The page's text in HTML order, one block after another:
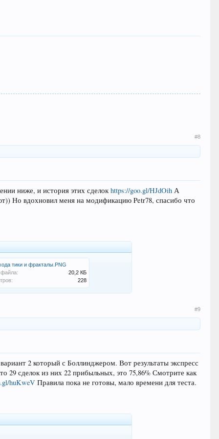
#8
ниже, и история этих сделокhttps://goo.gl/HJdOih А
Но вдохновил меня на модификацию Petr78, спасибо что
тики и фракталы.PNG
20,2 КБ
228
#9
2 который с Боллинджером. Вот результаты экспресс
29 сделок из них 22 прибыльных, это 75,86% Смотрите как
huKweV Правила пока не готовы, мало времени для теста.